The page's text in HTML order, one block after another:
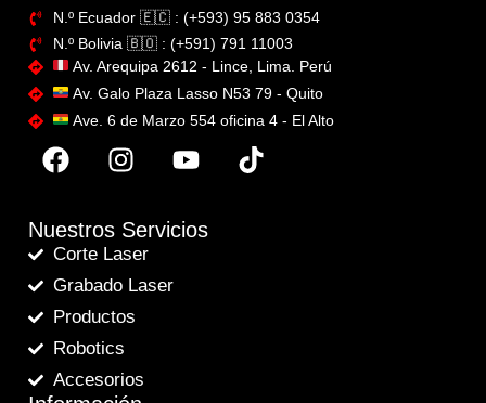
N.º Ecuador 🇪🇨 : (+593) 95 883 0354
N.º Bolivia 🇧🇴​ : (+591) 791 11003
Av. Arequipa 2612 - Lince, Lima. Perú
Av. Galo Plaza Lasso N53 79 - Quito
Ave. 6 de Marzo 554 oficina 4 - El Alto
Nuestros Servicios
Corte Laser
Grabado Laser
Productos
Robotics
Accesorios